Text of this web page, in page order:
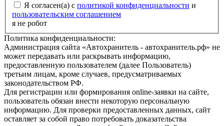
Я согласен(а) с политикой конфиденциальности и
пользовательским соглашением
я не робот
Политика конфиденциальности:
Администрация сайта «Автохранитель - автохранитель.рф» не
может передавать или раскрывать информацию,
предоставленную пользователем (далее Пользователь)
третьим лицам, кроме случаев, предусматриваемых
законодательством РФ.
Для регистрации или формирования online-заявки на сайте,
пользователь обязан внести некоторую персональную
информацию. Для проверки предоставленных данных, сайт
оставляет за собой право потребовать доказательства